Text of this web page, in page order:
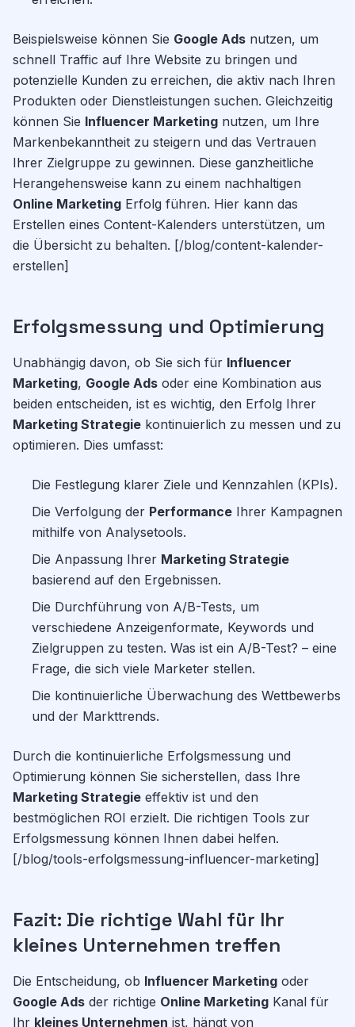
Beispielsweise können Sie Google Ads nutzen, um
schnell Traffic auf Ihre Website zu bringen und
potenzielle Kunden zu erreichen, die aktiv nach Ihren
Produkten oder Dienstleistungen suchen. Gleichzeitig
können Sie Influencer Marketing nutzen, um Ihre
Markenbekanntheit zu steigern und das Vertrauen
Ihrer Zielgruppe zu gewinnen. Diese ganzheitliche
Herangehensweise kann zu einem nachhaltigen
Online Marketing Erfolg führen. Hier kann das
Erstellen eines Content-Kalenders unterstützen, um
die Übersicht zu behalten. [/blog/content-kalender-
erstellen]
Erfolgsmessung und Optimierung
Unabhängig davon, ob Sie sich für Influencer
Marketing, Google Ads oder eine Kombination aus
beiden entscheiden, ist es wichtig, den Erfolg Ihrer
Marketing Strategie kontinuierlich zu messen und zu
optimieren. Dies umfasst:
Die Festlegung klarer Ziele und Kennzahlen (KPIs).
Die Verfolgung der Performance Ihrer Kampagnen
mithilfe von Analysetools.
Die Anpassung Ihrer Marketing Strategie
basierend auf den Ergebnissen.
Die Durchführung von A/B-Tests, um
verschiedene Anzeigenformate, Keywords und
Zielgruppen zu testen. Was ist ein A/B-Test? – eine
Frage, die sich viele Marketer stellen.
Die kontinuierliche Überwachung des Wettbewerbs
und der Markttrends.
Durch die kontinuierliche Erfolgsmessung und
Optimierung können Sie sicherstellen, dass Ihre
Marketing Strategie effektiv ist und den
bestmöglichen ROI erzielt. Die richtigen Tools zur
Erfolgsmessung können Ihnen dabei helfen.
[/blog/tools-erfolgsmessung-influencer-marketing]
Fazit: Die richtige Wahl für Ihr
kleines Unternehmen treffen
Die Entscheidung, ob Influencer Marketing oder
Google Ads der richtige Online Marketing Kanal für
Ihr kleines Unternehmen ist, hängt von